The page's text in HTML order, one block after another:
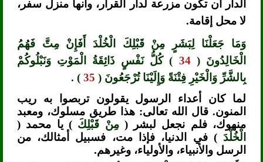
الدار أن تكون مزرعة لدار القرار، وأنها منزل سفر،
لا محل إقامة.
وَمَا جَعَلْنَا لِبَشَرٍ مِنْ قَبْلِكَ الْخُلْدَ أَفَإِنْ مِتَّ فَهُمُ
الْخَالِدُونَ ( 34
) كُلُّ نَفْسٍ ذَائِقَةُ الْمَوْتِ وَنَبْلُوكُمْ
بِالشَّرِّ وَالْخَيْرِ فِتْنَةً وَإِلَيْنَا تُرْجَعُونَ (35
) .
لما كان أعداء الرسول يقولون تربصوا به ريب
المنون. قال الله تعالى: هذا طريق مسلوك، ومعبد
منهوك، فلم نجعل لبشر ( مِنْ قَبْلِكَ) يا محمد (
الْخُلْدَ) في الدنيا، فإذا مت، فسبيل أمثالك، من
الرسل والأنبياء، والأولياء، وغيرهم.